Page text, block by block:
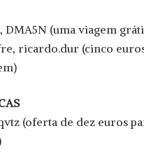
DMA5N (uma viagem
ricardo.dur (cinco
(oferta de dez euros